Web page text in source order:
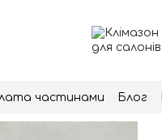
частинами Блог